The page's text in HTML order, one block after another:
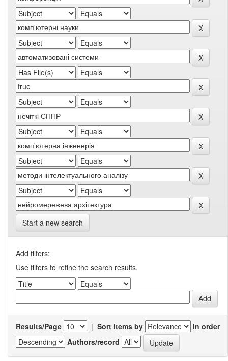
Start a new search
Add filters:
Use filters to refine the search results.
Results/Page | Sort items by
In order
Authors/record